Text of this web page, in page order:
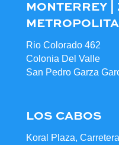
MONTERREY |
Rio Colorado 462
Colonia Del Valle
San Pedro Garza
LOS CABOS
Koral Plaza,